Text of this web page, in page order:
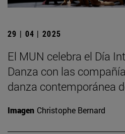
29 | 04 | 2025
El MUN celebra el Día
Danza con las
danza contemporánea
Imagen Christophe Bernard